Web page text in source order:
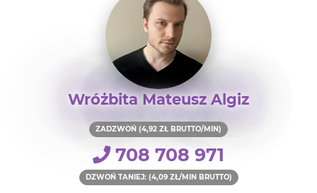
Wróżbita Mateusz Algiz
ZADZWOŃ (4,92 ZŁ BRUTTO/MIN)
708 708 971
DZWOŃ TANIEJ: (4,09 ZŁ/MIN BRUTTO)